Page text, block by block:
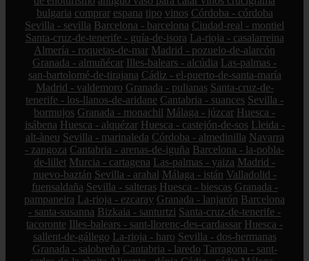
bulgaria comprar espana tipo vinos Córdoba - córdoba
Sevilla - sevilla Barcelona - barcelona Ciudad-real - montiel
Santa-cruz-de-tenerife - guía-de-isora La-rioja - casalarreina
Almería - roquetas-de-mar Madrid - pozuelo-de-alarcón
Granada - almuñécar Illes-balears - alcúdia Las-palmas -
san-bartolomé-de-tirajana Cádiz - el-puerto-de-santa-maría
Madrid - valdemoro Granada - pulianas Santa-cruz-de-
tenerife - los-llanos-de-aridane Cantabria - suances Sevilla -
bormujos Granada - monachil Málaga - júzcar Huesca -
isábena Huesca - alquézar Huesca - castejón-de-sos Lleida -
alt-àneu Sevilla - marinaleda Córdoba - almedinilla Navarra
- zangoza Cantabria - arenas-de-iguña Barcelona - la-pobla-
de-lillet Murcia - cartagena Las-palmas - yaiza Madrid -
nuevo-baztán Sevilla - arahal Málaga - istán Valladolid -
fuensaldaña Sevilla - salteras Huesca - biescas Granada -
pampaneira La-rioja - ezcaray Granada - lanjarón Barcelona
- santa-susanna Bizkaia - santurtzi Santa-cruz-de-tenerife -
tacoronte Illes-balears - sant-llorenç-des-cardassar Huesca -
sallent-de-gállego La-rioja - haro Sevilla - dos-hermanas
Granada - salobreña Cantabria - laredo Tarragona - sant-